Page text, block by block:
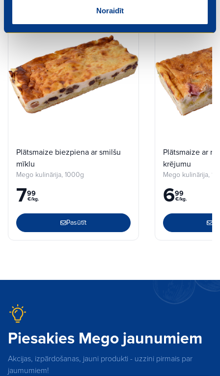
Noraidīt
Plātsmaize biezpiena ar smilšu
mīklu
Mego kulinārija, 1000g
799
€/kg.
Pasūtīt
Plātsmaize ar
krējumu
Mego kulinārija,
699
€/kg.
Piesakies Mego jaunumiem
Akcijas, izpārdošanas, jauni produkti - uzzini pirmais par
jaumumiem!